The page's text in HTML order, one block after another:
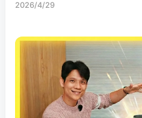
2026/4/29